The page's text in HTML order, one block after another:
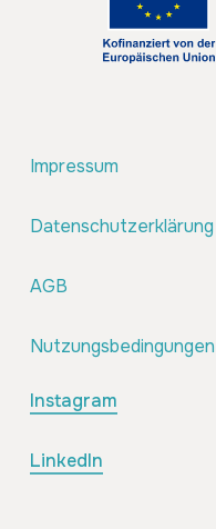
Impressum
Datenschutzerklärung
AGB
Instagram
LinkedIn